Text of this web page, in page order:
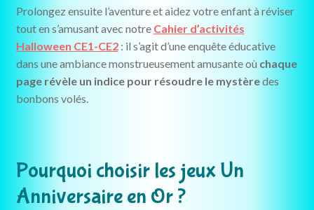
Prolongez ensuite l’aventure et aidez votre enfant à réviser
tout en s’amusant avec notre Cahier d’activités
Halloween CE1-CE2: il s’agit d’une enquête éducative
dans une ambiance monstrueusement amusante où chaque
page révèle un indice pour résoudre le mystèredes
bonbons volés.
Pourquoi choisir les jeux Un
Anniversaire en Or ?